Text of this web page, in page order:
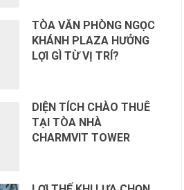
TÒA VĂN PHÒNG NGỌC
KHÁNH PLAZA HƯỞNG
LỢI GÌ TỪ VỊ TRÍ?
DIỆN TÍCH CHÀO THUÊ
TẠI TÒA NHÀ
CHARMVIT TOWER